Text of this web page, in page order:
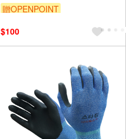
贈OPENPOINT
$100